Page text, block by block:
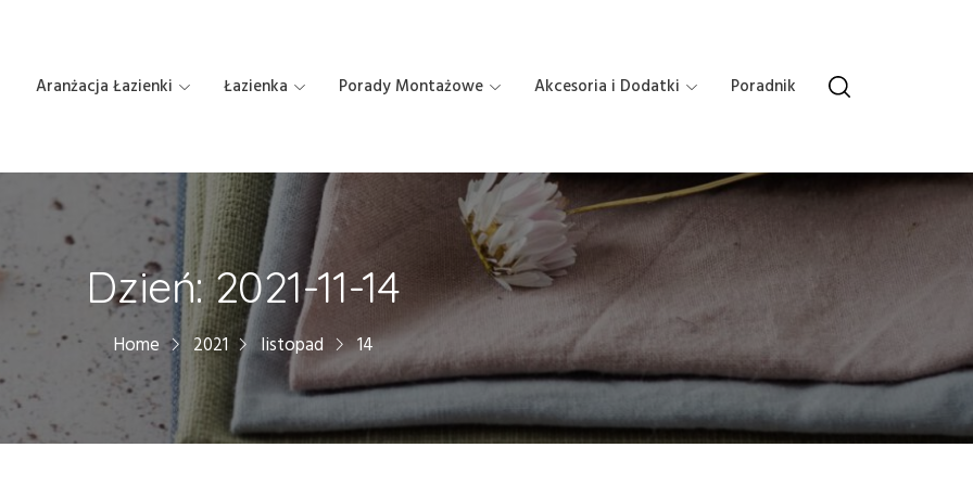
Aranżacja Łazienki Łazienka Porady Montażowe Akcesoria i Dodatki Poradnik
Dzień:2021-11-14
Home 2021 listopad 14